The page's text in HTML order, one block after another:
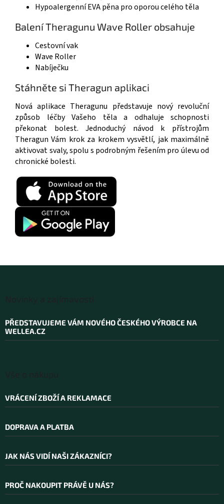
Hypoalergenní EVA pěna pro oporou celého těla
Balení Theragunu Wave Roller obsahuje
Cestovní vak
Wave Roller
Nabíječku
Stáhněte si Theragun aplikaci
Nová aplikace Theragunu představuje nový revoluční
způsob léčby Vašeho těla a odhaluje schopnosti
překonat bolest. Jednoduchý návod k přístrojům
Theragun Vám krok za krokem vysvětlí, jak maximálně
aktivovat svaly, spolu s podrobným řešením pro úlevu od
chronické bolesti.
PŘEDSTAVUJEME VÁM NOVÉHO ČESKÉHO VÝROBCE NA
WELLEA.CZ
VRÁCENÍ ZBOŽÍ A REKLAMACE
DOPRAVA A PLATBA
JAK NÁS VIDÍ NAŠI ZÁKAZNÍCI?
PROČ NAKOUPIT PRÁVĚ U NÁS?